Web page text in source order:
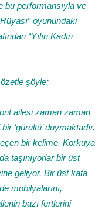
bu performansıyla ve
oyunundaki
“Yılın Kadın
özetle şöyle:
ailesi zaman zaman
‘gürültü’ duymaktadır.
bir kelime. Korkuya
taşınıyorlar bir üst
geliyor. Bir üst kata
mobilyalarını,
bazı fertlerini